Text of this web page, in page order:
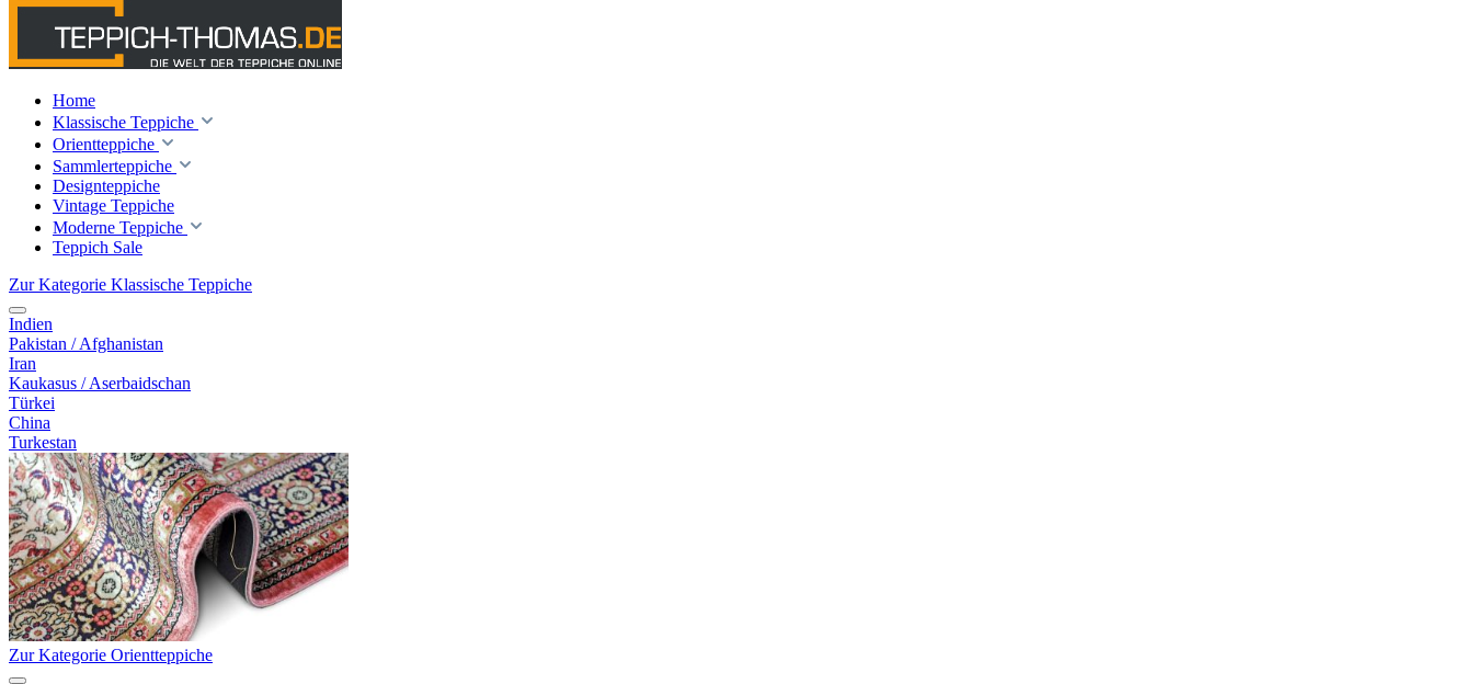
Home
Klassische Teppiche
Orientteppiche
Sammlerteppiche
Designteppiche
Vintage Teppiche
Moderne Teppiche
Teppich Sale
Zur Kategorie Klassische Teppiche
Indien
Pakistan / Afghanistan
Iran
Kaukasus / Aserbaidschan
Türkei
China
Turkestan
Zur Kategorie Orientteppiche